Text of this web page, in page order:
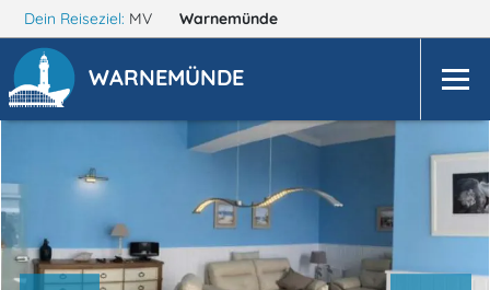
Dein Reiseziel: MV Warnemünde
WARNEMÜNDE